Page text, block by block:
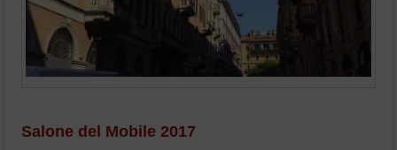
Salone del Mobile 2017